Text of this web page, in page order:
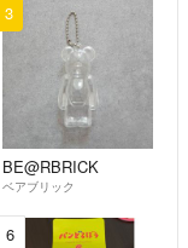
3
BE@RBRICK
ベアブリック
6